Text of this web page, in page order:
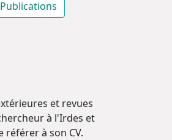
et revues
à l'Irdes et
à son CV.